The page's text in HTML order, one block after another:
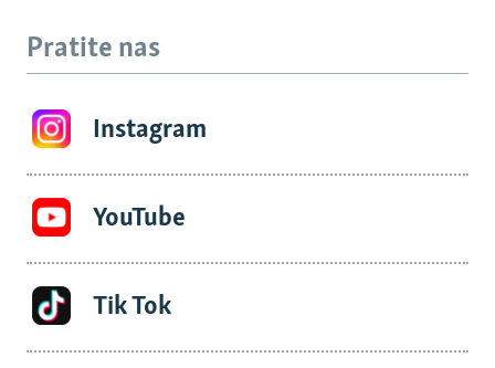
Pratite nas
Instagram
YouTube
Tik Tok